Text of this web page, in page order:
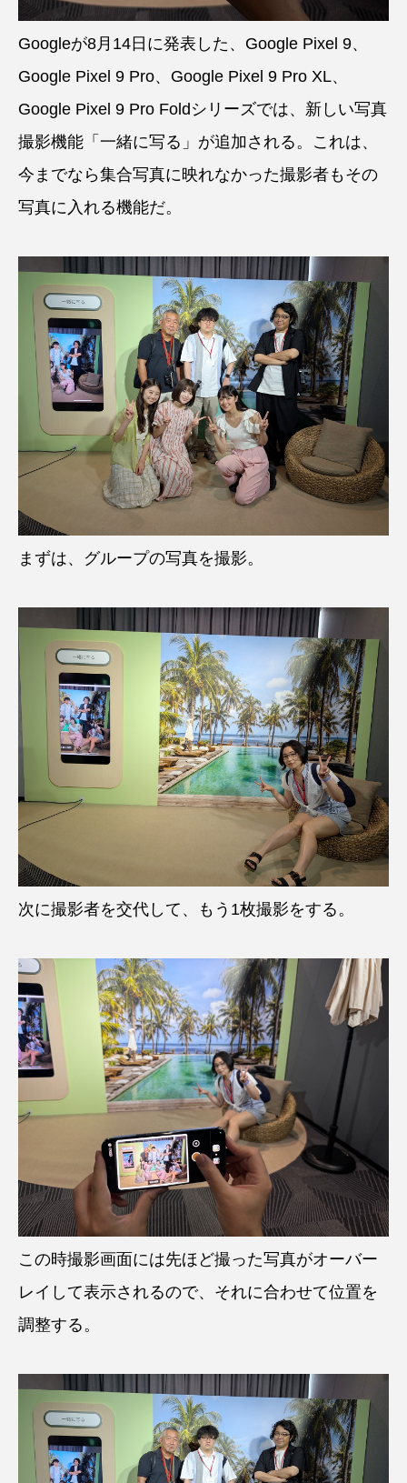
Googleが8月14日に発表した、Google Pixel 9、
Google Pixel 9 Pro、Google Pixel 9 Pro XL、
Google Pixel 9 Pro Foldシリーズでは、新しい写真
撮影機能「一緒に写る」が追加される。これは、
今までなら集合写真に映れなかった撮影者もその
写真に入れる機能だ。
まずは、グループの写真を撮影。
次に撮影者を交代して、もう1枚撮影をする。
この時撮影画面には先ほど撮った写真がオーバー
レイして表示されるので、それに合わせて位置を
調整する。